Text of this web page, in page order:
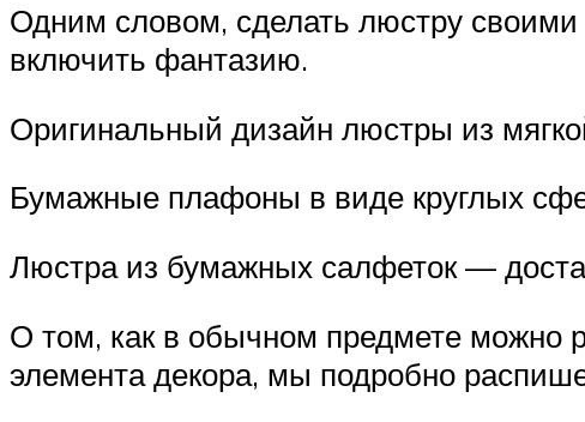
Одним словом, сделать люстру своими
включить фантазию.
Оригинальный дизайн люстры из
Бумажные плафоны в виде круглых
Люстра из бумажных салфеток —
О том, как в обычном предмете можно
элемента декора, мы подробно